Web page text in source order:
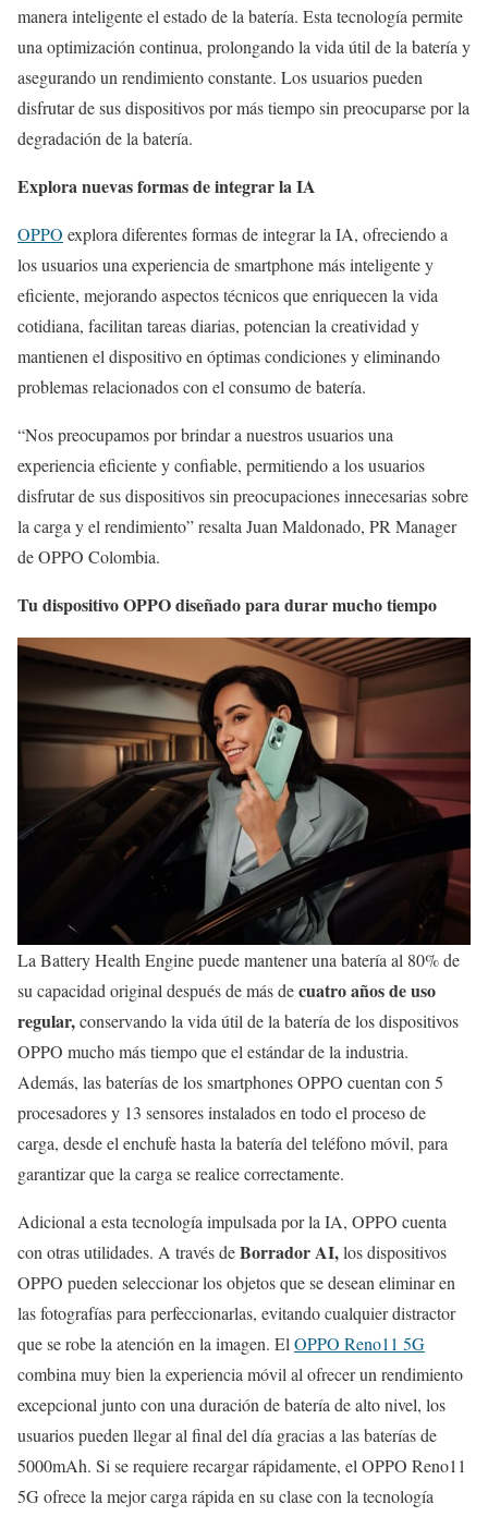
manera inteligente el estado de la batería. Esta tecnología permite
una optimización continua, prolongando la vida útil de la batería y
asegurando un rendimiento constante. Los usuarios pueden
disfrutar de sus dispositivos por más tiempo sin preocuparse por la
degradación de la batería.
Explora nuevas formas de integrar la IA
OPPO explora diferentes formas de integrar la IA, ofreciendo a
los usuarios una experiencia de smartphone más inteligente y
eficiente, mejorando aspectos técnicos que enriquecen la vida
cotidiana, facilitan tareas diarias, potencian la creatividad y
mantienen el dispositivo en óptimas condiciones y eliminando
problemas relacionados con el consumo de batería.
“Nos preocupamos por brindar a nuestros usuarios una
experiencia eficiente y confiable, permitiendo a los usuarios
disfrutar de sus dispositivos sin preocupaciones innecesarias sobre
la carga y el rendimiento” resalta Juan Maldonado, PR Manager
de OPPO Colombia.
Tu dispositivo OPPO diseñado para durar mucho tiempo
La Battery Health Engine puede mantener una batería al 80% de
su capacidad original después de más decuatro años de uso
regular,conservando la vida útil de la batería de los dispositivos
OPPO mucho más tiempo que el estándar de la industria.
Además, las baterías de los smartphones OPPO cuentan con 5
procesadores y 13 sensores instalados en todo el proceso de
carga, desde el enchufe hasta la batería del teléfono móvil, para
garantizar que la carga se realice correctamente.
Adicional a esta tecnología impulsada por la IA, OPPO cuenta
con otras utilidades. A través deBorrador AI,los dispositivos
OPPO pueden seleccionar los objetos que se desean eliminar en
las fotografías para perfeccionarlas, evitando cualquier distractor
que se robe la atención en la imagen. El OPPO Reno11 5G
combina muy bien la experiencia móvil al ofrecer un rendimiento
excepcional junto con una duración de batería de alto nivel, los
usuarios pueden llegar al final del día gracias a las baterías de
5000mAh. Si se requiere recargar rápidamente, el OPPO Reno11
5G ofrece la mejor carga rápida en su clase con la tecnología